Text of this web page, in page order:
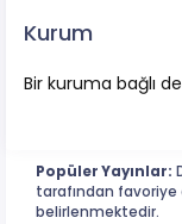
Kurum
Bir kuruma bağlı
Popüler Yayınlar:
tarafından
belirlenmektedir.